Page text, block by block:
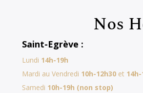
Nos
Saint-Egrève :
Lundi 14h-19h
Mardi au Vendredi 10h-12h30 et14h-
Samedi 10h-19h (non stop)